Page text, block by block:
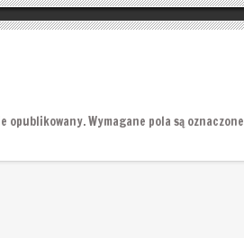
opublikowany.Wymagane pola są oznaczone